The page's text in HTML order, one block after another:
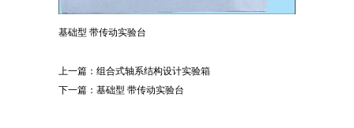
基础型 带传动实验台
上一篇： 组合式轴系结构设计实验箱
下一篇： 基础型 带传动实验台